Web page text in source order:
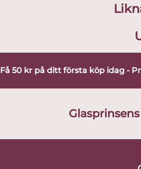
Få 50 kr på ditt första köp idag -